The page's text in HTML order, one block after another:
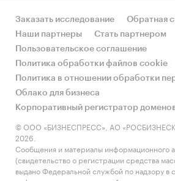
Заказать исследование
Обратная
Наши партнеры
Стать партнером
Пользовательское соглашение
Политика обработки файлов cookie
Политика в отношении обработки
Облако для бизнеса
Корпоративный регистратор
© ООО «БИЗНЕСПРЕСС», АО
2026.
Сообщения и материалы информационного
(свидетельство о регистрации средства
выдано Федеральной службой по надзору в